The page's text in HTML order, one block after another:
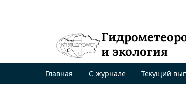
и экология
Главная О журнале Текущий